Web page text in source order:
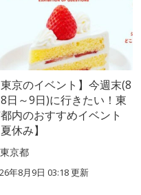
東京のイベント】今週末(8
日～9日)に行きたい！東
内のおすすめイベント
夏休み】
東京都
年8月9日 03:18更新